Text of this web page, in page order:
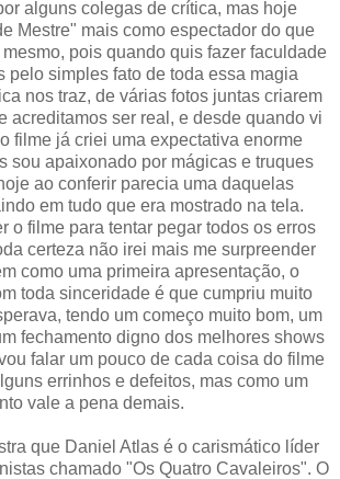
alguns colegas de crítica, mas hoje
Mestre" mais como espectador do que
pois quando quis fazer faculdade
pelo simples fato de toda essa magia
nos traz, de várias fotos juntas criarem
acreditamos ser real, e desde quando vi
filme já criei uma expectativa enorme
sou apaixonado por mágicas e truques
ao conferir parecia uma daquelas
em tudo que era mostrado na tela.
o filme para tentar pegar todos os erros
certeza não irei mais me surpreender
como uma primeira apresentação, o
toda sinceridade é que cumpriu muito
tendo um começo muito bom, um
fechamento digno dos melhores shows
falar um pouco de cada coisa do filme
errinhos e defeitos, mas como um
vale a pena demais.
que Daniel Atlas é o carismático líder
chamado "Os Quatro Cavaleiros". O